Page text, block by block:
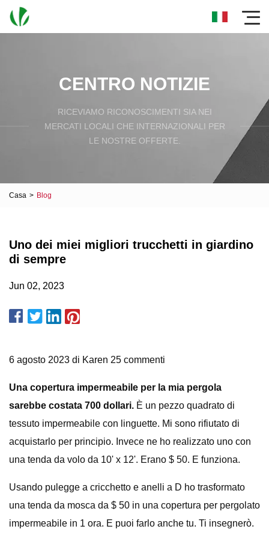
CENTRO NOTIZIE
RICEVIAMO RICONOSCIMENTI SIA NEI
MERCATI LOCALI CHE INTERNAZIONALI PER
LE NOSTRE OFFERTE.
Casa > Blog
Uno dei miei migliori trucchetti in giardino
di sempre
Jun 02, 2023
6 agosto 2023 di Karen 25 commenti
Una copertura impermeabile per la mia pergola
sarebbe costata 700 dollari. È un pezzo quadrato di
tessuto impermeabile con linguette. Mi sono rifiutato di
acquistarlo per principio. Invece ne ho realizzato uno con
una tenda da volo da 10' x 12'. Erano $ 50. E funziona.
Usando pulegge a cricchetto e anelli a D ho trasformato
una tenda da mosca da $ 50 in una copertura per pergolato
impermeabile in 1 ora. E puoi farlo anche tu. Ti insegnerò.